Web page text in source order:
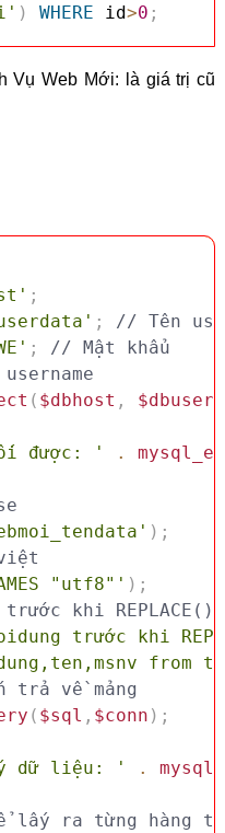
) WHERE id>0 ;
Vụ Web Mới: là giá trị cũ
;
;
// Tên
;
// Mật khẩu
( $dbhost , $dbuser
được: ' .
) ;
"utf8"' ) ;
khi REPLACE()
trước khi
from
trả về mảng
( $sql , $conn ) ;
dữ liệu: ' .